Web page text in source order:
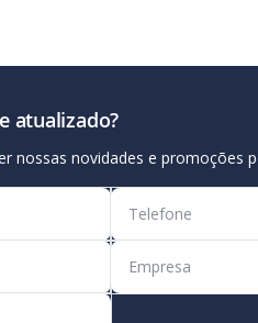
atualizado?
nossas novidades e promoções